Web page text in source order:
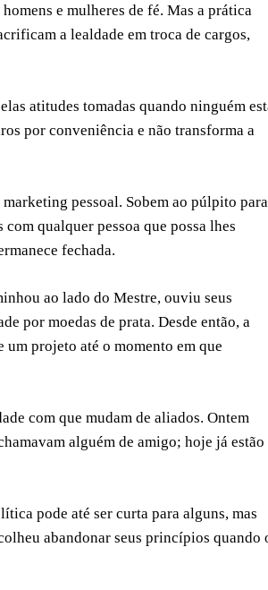
e mulheres de fé. Mas a prática
a lealdade em troca de cargos,
atitudes tomadas quando ninguém
por conveniência e não transforma a
pessoal. Sobem ao púlpito para
qualquer pessoa que possa lhes
fechada.
ao lado do Mestre, ouviu seus
por moedas de prata. Desde então, a
projeto até o momento em que
com que mudam de aliados. Ontem
alguém de amigo; hoje já estão
pode até ser curta para alguns, mas
abandonar seus princípios quando